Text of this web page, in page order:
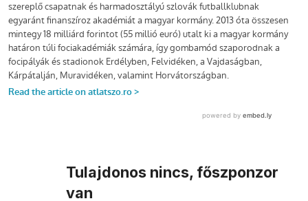
Tulajdonos nincs, főszponzor
van